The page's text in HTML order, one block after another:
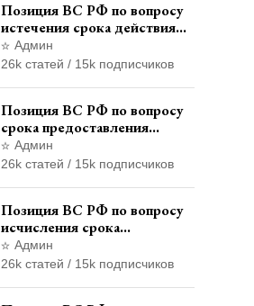
Позиция ВС РФ по вопросу
истечения срока действия
транзитных знаков
иностранного государства и
правонарушения
Админ
26k статей / 15k подписчиков
Позиция ВС РФ по вопросу
срока предоставления
итогового финансового
отчета кандидатом в
выборах
Админ
26k статей / 15k подписчиков
Позиция ВС РФ по вопросу
исчисления срока
административного надзора
при назначении
Админ
26k статей / 15k подписчиков